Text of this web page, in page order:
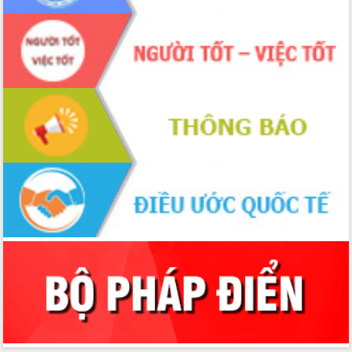
hiện Đề án 06 của Chính phủ
Họp báo thông tin về Hội nghị Công bố
Quy hoạch và Xúc tiến đầu tư tỉnh Đắk
Lắk
Khơi thông điểm nghẽn, đẩy nhanh
giải ngân vốn khắc phục thiên tai
HĐND tỉnh thông qua điều chỉnh Quy
hoạch tỉnh thời kỳ 2021-2030
Hội thảo góp ý hồ sơ điều chỉnh quy
hoạch tỉnh Đắk Lắk thời kỳ 2021-2030,
tầm nhìn đến năm 2050
Nâng cao hiệu quả hoạt động của các
doanh nghiệp nhà nước
Hội nghị triển khai kết nối mạng
truyền số liệu chuyên dùng phục vụ cơ
quan Đảng, Nhà nước
Lễ phát động chuỗi hoạt động chung
tay làm sạch môi trường
Xã Ea Kar bước chuyển mình trong